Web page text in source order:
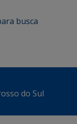
busca
do Sul